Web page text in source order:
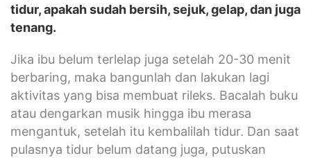
tidur, apakah sudah bersih, sejuk, gelap, dan juga
tenang.
Jika ibu belum terlelap juga setelah 20-30 menit
berbaring, maka bangunlah dan lakukan lagi
aktivitas yang bisa membuat rileks. Bacalah buku
atau dengarkan musik hingga ibu merasa
mengantuk, setelah itu kembalilah tidur. Dan saat
pulasnya tidur belum datang juga, putuskan